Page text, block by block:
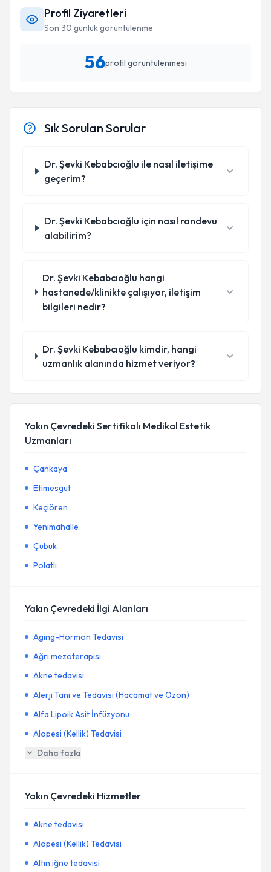
Profil Ziyaretleri
Son 30 günlük görüntülenme
56profil görüntülenmesi
Sık Sorulan Sorular
Dr. Şevki Kebabcıoğlu ile nasıl iletişime
geçerim?
Dr. Şevki Kebabcıoğlu için nasıl randevu
alabilirim?
Dr. Şevki Kebabcıoğlu hangi
hastanede/klinikte çalışıyor, iletişim
bilgileri nedir?
Dr. Şevki Kebabcıoğlu kimdir, hangi
uzmanlık alanında hizmet veriyor?
Yakın Çevredeki Sertifikalı Medikal Estetik
Uzmanları
Çankaya
Etimesgut
Keçiören
Yenimahalle
Çubuk
Polatlı
Yakın Çevredeki İlgi Alanları
Aging-Hormon Tedavisi
Ağrı mezoterapisi
Akne tedavisi
Alerji Tanı ve Tedavisi (Hacamat ve Ozon)
Alfa Lipoik Asit İnfüzyonu
Alopesi (Kellik) Tedavisi
Daha fazla
Yakın Çevredeki Hizmetler
Akne tedavisi
Alopesi (Kellik) Tedavisi
Altın iğne tedavisi